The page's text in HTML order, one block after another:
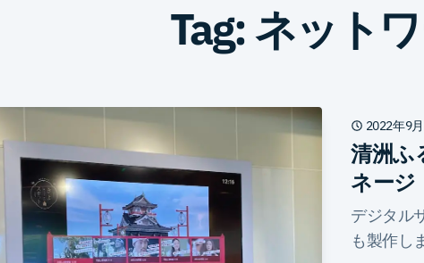
Tag: ネット
2022年9
清洲ふ
ネージ
デジタル
も製作し